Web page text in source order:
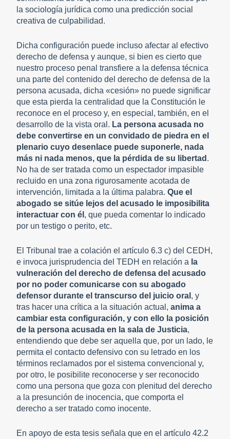
la sociología jurídica como una predicción social
creativa de culpabilidad.
Dicha configuración puede incluso afectar al efectivo
derecho de defensa y aunque, si bien es cierto que
nuestro proceso penal transfiere a la defensa técnica
una parte del contenido del derecho de defensa de la
persona acusada, dicha «cesión» no puede significar
que esta pierda la centralidad que la Constitución le
reconoce en el proceso y, en especial, también, en el
desarrollo de la vista oral. La persona acusada no
debe convertirse en un convidado de piedra en el
plenario cuyo desenlace puede suponerle, nada
más ni nada menos, que la pérdida de su libertad .
No ha de ser tratada como un espectador impasible
recluido en una zona rigurosamente acotada de
intervención, limitada a la última palabra. Que el
abogado se sitúe lejos del acusado le imposibilita
interactuar con él , que pueda comentar lo indicado
por un testigo o perito, etc.
El Tribunal trae a colación el artículo 6.3 c) del CEDH,
e invoca jurisprudencia del TEDH en relación a la
vulneración del derecho de defensa del acusado
por no poder comunicarse con su abogado
defensor durante el transcurso del juicio oral , y
tras hacer una crítica a la situación actual, anima a
cambiar esta configuración, y con ello la posición
de la persona acusada en la sala de Justicia,
entendiendo que debe ser aquella que, por un lado, le
permita el contacto defensivo con su letrado en los
términos reclamados por el sistema convencional y,
por otro, le posibilite reconocerse y ser reconocido
como una persona que goza con plenitud del derecho
a la presunción de inocencia, que comporta el
derecho a ser tratado como inocente.
En apoyo de esta tesis señala que en el artículo 42.2